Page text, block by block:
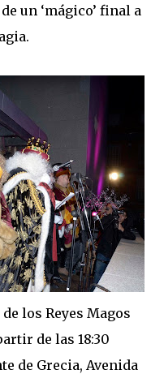
un ‘mágico’ final a
los Reyes Magos
de las 18:30
de Grecia, Avenida